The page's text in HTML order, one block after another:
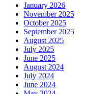
January 2026
November 2025
October 2025
September 2025
August 2025
July 2025
June 2025
August 2024
July 2024
June 2024